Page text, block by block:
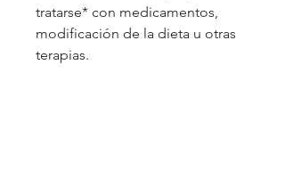
tratarse* con medicamentos,
modificación de la dieta u otras
terapias.